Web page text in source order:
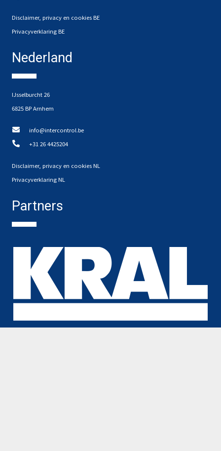
Disclaimer, privacy en cookies BE
Privacyverklaring BE
Nederland
IJsselburcht 26
6825 BP Arnhem
info@intercontrol.be
+31 26 4425204
Disclaimer, privacy en cookies NL
Privacyverklaring NL
Partners